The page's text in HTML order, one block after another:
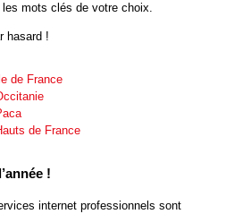
mots clés de votre choix.
hasard !
de France
de France
!
internet professionnels sont